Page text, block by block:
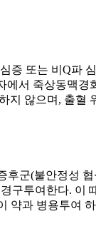
증 또는 비Q파
에서 죽상동맥
않으며, 출혈
후군(불안정성
구투여한다. 이
약과 병용투여